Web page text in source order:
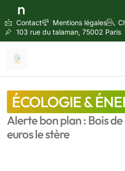
n
Contact Mentions légales
103 rue du talaman, 75002 Paris
ÉCOLOGIE &
Alerte bon plan : Bois
euros le stère